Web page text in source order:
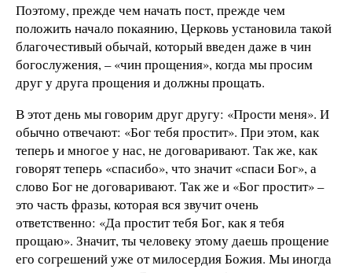
Поэтому, прежде чем начать пост, прежде чем
положить начало покаянию, Церковь установила такой
благочестивый обычай, который введен даже в чин
богослужения, – «чин прощения», когда мы просим
друг у друга прощения и должны прощать.
В этот день мы говорим друг другу: «Прости меня». И
обычно отвечают: «Бог тебя простит». При этом, как
теперь и многое у нас, не договаривают. Так же, как
говорят теперь «спасибо», что значит «спаси Бог», а
слово Бог не договаривают. Так же и «Бог простит» –
это часть фразы, которая вся звучит очень
ответственно: «Да простит тебя Бог, как я тебя
прощаю». Значит, ты человеку этому даешь прощение
его согрешений уже от милосердия Божия. Мы иногда